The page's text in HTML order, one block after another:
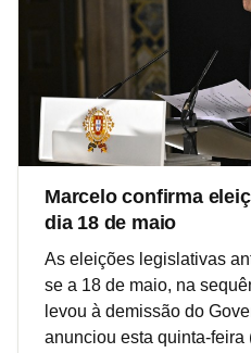
Marcelo confirma
dia 18 de maio
As eleições legislativas
se a 18 de maio, na
levou à demissão do
anunciou esta quinta-feira